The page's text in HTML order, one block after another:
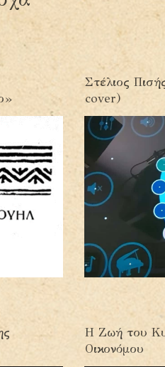
Στέλιος
cover)
Η Ζωή του
Οικονόμου